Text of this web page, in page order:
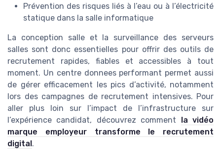
Prévention des risques liés à l’eau ou à l’électricité
statique dans la salle informatique
La conception salle et la surveillance des serveurs
salles sont donc essentielles pour offrir des outils de
recrutement rapides, fiables et accessibles à tout
moment. Un centre donnees performant permet aussi
de gérer efficacement les pics d’activité, notamment
lors des campagnes de recrutement intensives. Pour
aller plus loin sur l’impact de l’infrastructure sur
l’expérience candidat, découvrez comment la vidéo
marque employeur transforme le recrutement
digital.